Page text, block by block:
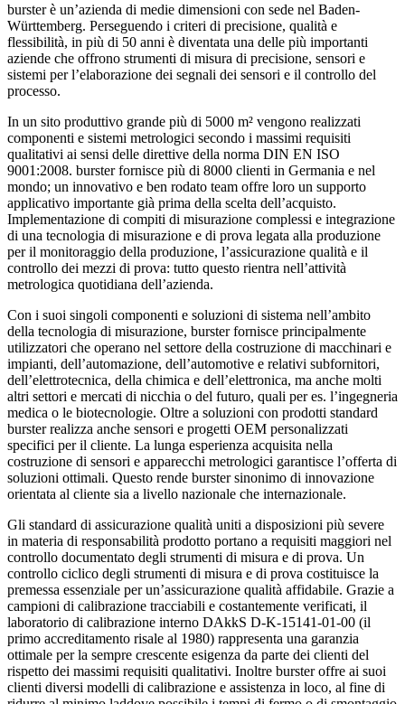
burster è un’azienda di medie dimensioni con sede nel Baden-
Württemberg. Perseguendo i criteri di precisione, qualità e
flessibilità, in più di 50 anni è diventata una delle più importanti
aziende che offrono strumenti di misura di precisione, sensori e
sistemi per l’elaborazione dei segnali dei sensori e il controllo del
processo.
In un sito produttivo grande più di 5000 m² vengono realizzati
componenti e sistemi metrologici secondo i massimi requisiti
qualitativi ai sensi delle direttive della norma DIN EN ISO
9001:2008. burster fornisce più di 8000 clienti in Germania e nel
mondo; un innovativo e ben rodato team offre loro un supporto
applicativo importante già prima della scelta dell’acquisto.
Implementazione di compiti di misurazione complessi e integrazione
di una tecnologia di misurazione e di prova legata alla produzione
per il monitoraggio della produzione, l’assicurazione qualità e il
controllo dei mezzi di prova: tutto questo rientra nell’attività
metrologica quotidiana dell’azienda.
Con i suoi singoli componenti e soluzioni di sistema nell’ambito
della tecnologia di misurazione, burster fornisce principalmente
utilizzatori che operano nel settore della costruzione di macchinari e
impianti, dell’automazione, dell’automotive e relativi subfornitori,
dell’elettrotecnica, della chimica e dell’elettronica, ma anche molti
altri settori e mercati di nicchia o del futuro, quali per es. l’ingegneria
medica o le biotecnologie. Oltre a soluzioni con prodotti standard
burster realizza anche sensori e progetti OEM personalizzati
specifici per il cliente. La lunga esperienza acquisita nella
costruzione di sensori e apparecchi metrologici garantisce l’offerta di
soluzioni ottimali. Questo rende burster sinonimo di innovazione
orientata al cliente sia a livello nazionale che internazionale.
Gli standard di assicurazione qualità uniti a disposizioni più severe
in materia di responsabilità prodotto portano a requisiti maggiori nel
controllo documentato degli strumenti di misura e di prova. Un
controllo ciclico degli strumenti di misura e di prova costituisce la
premessa essenziale per un’assicurazione qualità affidabile. Grazie a
campioni di calibrazione tracciabili e costantemente verificati, il
laboratorio di calibrazione interno DAkkS D-K-15141-01-00 (il
primo accreditamento risale al 1980) rappresenta una garanzia
ottimale per la sempre crescente esigenza da parte dei clienti del
rispetto dei massimi requisiti qualitativi. Inoltre burster offre ai suoi
clienti diversi modelli di calibrazione e assistenza in loco, al fine di